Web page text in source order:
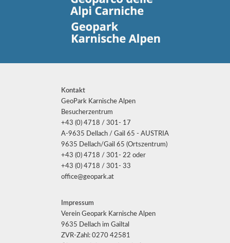
Kontakt
GeoPark Karnische Alpen
Besucherzentrum
+43 (0) 4718 / 301- 17
A-9635 Dellach / Gail 65 - AUSTRIA
9635 Dellach/Gail 65 (Ortszentrum)
+43 (0) 4718 / 301- 22 oder
+43 (0) 4718 / 301- 33
office@geopark.at
Impressum
Verein Geopark Karnische Alpen
9635 Dellach im Gailtal
ZVR-Zahl: 0270 42581